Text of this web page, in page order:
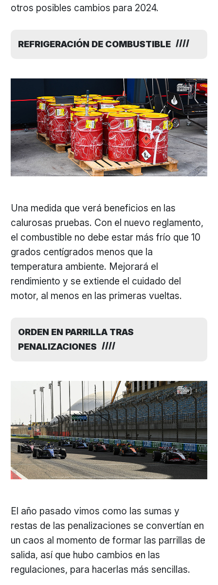
otros posibles cambios para 2024.
REFRIGERACIÓN DE COMBUSTIBLE
Una medida que verá beneficios en las
calurosas pruebas. Con el nuevo reglamento,
el combustible no debe estar más frío que 10
grados centígrados menos que la
temperatura ambiente. Mejorará el
rendimiento y se extiende el cuidado del
motor, al menos en las primeras vueltas.
ORDEN EN PARRILLA TRAS
PENALIZACIONES
El año pasado vimos como las sumas y
restas de las penalizaciones se convertían en
un caos al momento de formar las parrillas de
salida, así que hubo cambios en las
regulaciones, para hacerlas más sencillas.